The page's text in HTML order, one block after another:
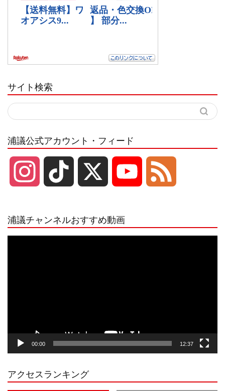
サイト検索
浦議公式アカウント・フィード
r
a
e
C
浦議チャンネルおすすめ動画
00:00 12:37
アクセスランキング